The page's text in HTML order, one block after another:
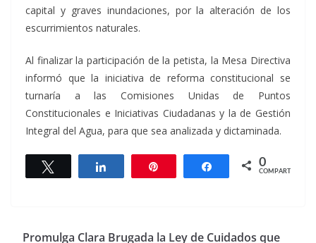
capital y graves inundaciones, por la alteración de los
escurrimientos naturales.
Al finalizar la participación de la petista, la Mesa Directiva
informó que la iniciativa de reforma constitucional se
turnaría a las Comisiones Unidas de Puntos
Constitucionales e Iniciativas Ciudadanas y la de Gestión
Integral del Agua, para que sea analizada y dictaminada.
Twittear Compartir Compartir
0
COMPARTIR
Promulga Clara Brugada la Ley de Cuidados que